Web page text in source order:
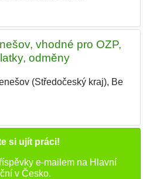
vhodné pro OZP,
odměny
(Středočeský kraj), Be|
si ujít práci!
e-mailem na Hlavní
v Česko.